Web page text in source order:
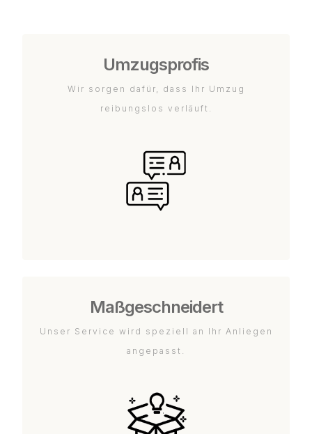
Umzugsprofis
Wir sorgen dafür, dass Ihr Umzug
reibungslos verläuft.
Maßgeschneidert
Unser Service wird speziell an Ihr Anliegen
angepasst.